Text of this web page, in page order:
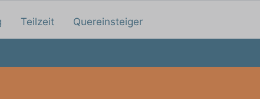
Teilzeit Quereinsteiger